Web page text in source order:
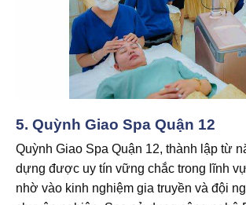
5. Quỳnh Giao Spa Quận 12
Quỳnh Giao Spa Quận 12, thành lập từ
dựng được uy tín vững chắc trong lĩnh
nhờ vào kinh nghiệm gia truyền và đội